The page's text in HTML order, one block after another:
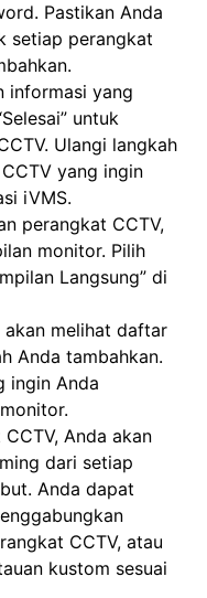
Pastikan Anda
setiap perangkat
informasi yang
untuk
Ulangi langkah
yang ingin
iVMS.
perangkat CCTV,
monitor. Pilih
Langsung” di
akan melihat daftar
Anda tambahkan.
ingin Anda
Anda akan
dari setiap
Anda dapat
CCTV, atau
kustom sesuai